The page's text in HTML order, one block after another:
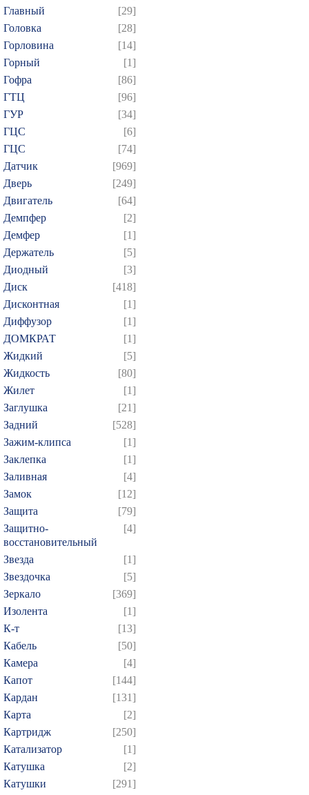
Главный
[29]
Головка
[28]
Горловина
[14]
Горный
[1]
Гофра
[86]
ГТЦ
[96]
ГУР
[34]
ГЦC
[6]
ГЦС
[74]
Датчик
[969]
Дверь
[249]
Двигатель
[64]
Демпфер
[2]
Демфер
[1]
Держатель
[5]
Диодный
[3]
Диск
[418]
Дисконтная
[1]
Диффузор
[1]
ДОМКРАТ
[1]
Жидкий
[5]
Жидкость
[80]
Жилет
[1]
Заглушка
[21]
Задний
[528]
Зажим-клипса
[1]
Заклепка
[1]
Заливная
[4]
Замок
[12]
Защита
[79]
Защитно-
восстановительный
[4]
Звезда
[1]
Звездочка
[5]
Зеркало
[369]
Изолента
[1]
К-т
[13]
Кабель
[50]
Камера
[4]
Капот
[144]
Кардан
[131]
Карта
[2]
Картридж
[250]
Катализатор
[1]
Катушка
[2]
Катушки
[291]